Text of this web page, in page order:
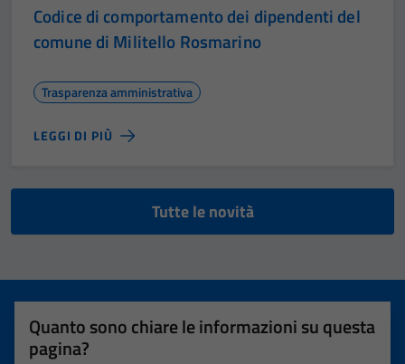
Codice di comportamento dei dipendenti del
comune di Militello Rosmarino
Trasparenza amministrativa
LEGGI DI PIÙ
Tutte le novità
Quanto sono chiare le informazioni su questa
pagina?